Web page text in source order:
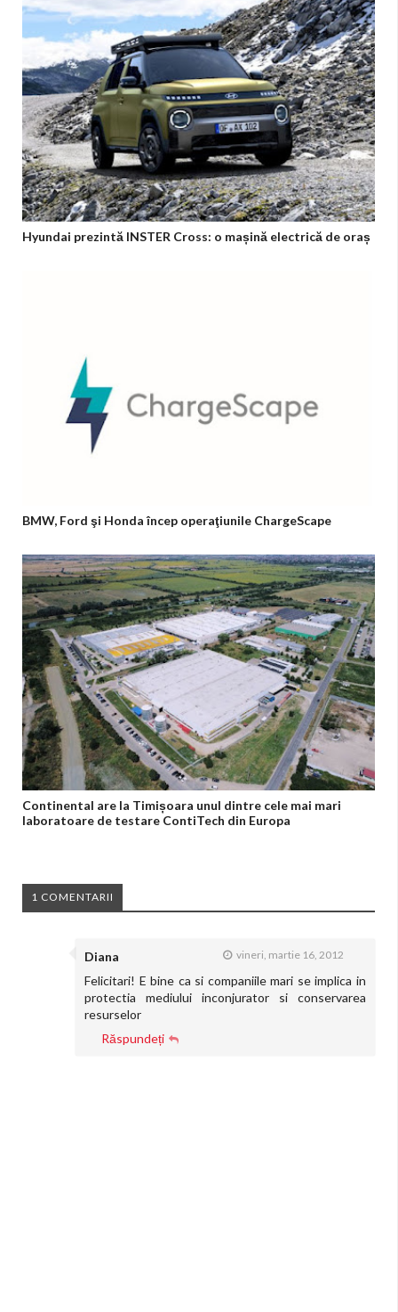
Hyundai prezintă INSTER Cross: o mașină electrică de oraș
BMW, Ford şi Honda încep operaţiunile ChargeScape
Continental are la Timișoara unul dintre cele mai mari
laboratoare de testare ContiTech din Europa
1 COMENTARII
Diana vineri, martie 16, 2012
Felicitari! E bine ca si companiile mari se implica in
protectia mediului inconjurator si conservarea
resurselor
Răspundeți